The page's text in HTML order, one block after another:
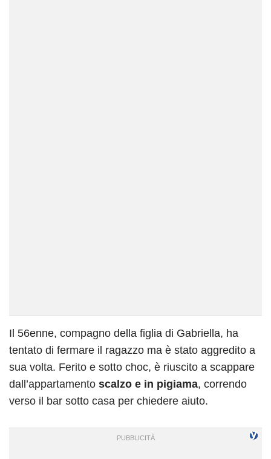
Il 56enne, compagno della figlia di Gabriella, ha
tentato di fermare il ragazzo ma è stato aggredito a
sua volta. Ferito e sotto choc, è riuscito a scappare
dall’appartamento scalzo e in pigiama, correndo
verso il bar sotto casa per chiedere aiuto.